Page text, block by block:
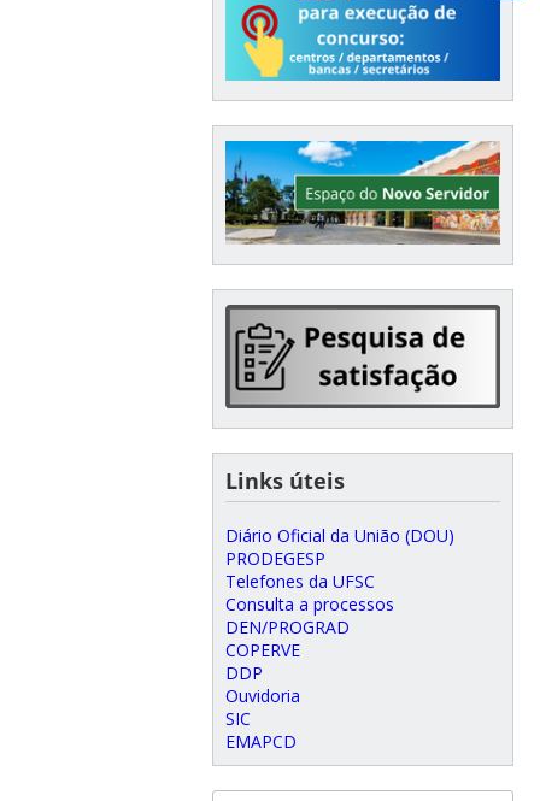
Links úteis
Diário Oficial da União (DOU)
PRODEGESP
Telefones da UFSC
Consulta a processos
DEN/PROGRAD
COPERVE
DDP
Ouvidoria
SIC
EMAPCD